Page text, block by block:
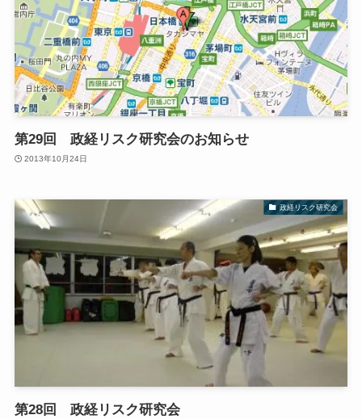
第29回 政経リスク研究会のお知らせ
2013年10月24日
政経リスク研究会
第28回 政経リスク研究会